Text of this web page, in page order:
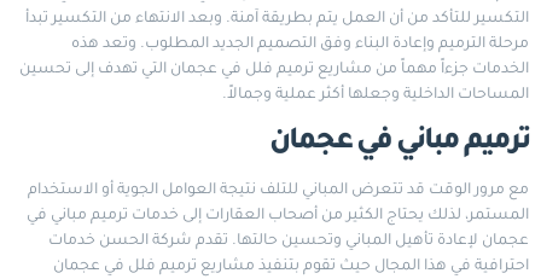
التكسير للتأكد من أن العمل يتم بطريقة آمنة. وبعد الانتهاء من التكسير تبدأ
مرحلة الترميم وإعادة البناء وفق التصميم الجديد المطلوب. وتعد هذه
الخدمات جزءاً مهماً من مشاريع ترميم فلل في عجمان التي تهدف إلى تحسين
المساحات الداخلية وجعلها أكثر عملية وجمالاً.
ترميم مباني في عجمان
مع مرور الوقت قد تتعرض المباني للتلف نتيجة العوامل الجوية أو الاستخدام
المستمر، لذلك يحتاج الكثير من أصحاب العقارات إلى خدمات ترميم مباني في
عجمان لإعادة تأهيل المباني وتحسين حالتها. تقدم شركة الحسن خدمات
احترافية في هذا المجال حيث تقوم بتنفيذ مشاريع ترميم فلل في عجمان